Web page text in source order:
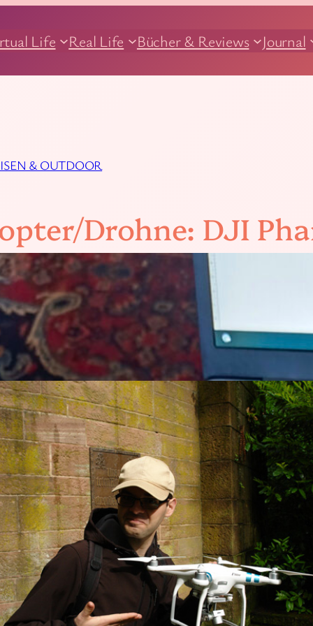
Life Real Life Bücher & Reviews Journal
& OUTDOOR
Drohne: DJI
Januar 2017 Bericht, Drohne,